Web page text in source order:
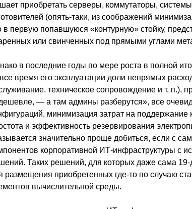
приобретать серверы, коммутаторы,
(опять-таки, из соображений
в первую попавшуюся «контурную» стойку,
или свинченных под прямыми углами
в последние годы по мере роста в полной
время его эксплуатации доли непрямых
техническое сопровождение и т. п.),
— а там админы разберутся», все
минимизация затрат на
и эффективность резервирования
значительно проще добиться, если с
корпоративной ИТ-инфраструктуры с
Таких решений, для которых даже сама
размещения приобретенных где-то по случаю
вычислительной среды.